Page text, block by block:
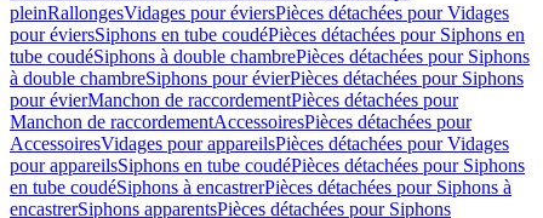
pleinRallongesVidages pour éviersPièces détachées pour Vidages
pour éviersSiphons en tube coudéPièces détachées pour Siphons en
tube coudéSiphons à double chambrePièces détachées pour Siphons
à double chambreSiphons pour évierPièces détachées pour Siphons
pour évierManchon de raccordementPièces détachées pour
Manchon de raccordementAccessoiresPièces détachées pour
AccessoiresVidages pour appareilsPièces détachées pour Vidages
pour appareilsSiphons en tube coudéPièces détachées pour Siphons
en tube coudéSiphons à encastrerPièces détachées pour Siphons à
encastrerSiphons apparentsPièces détachées pour Siphons